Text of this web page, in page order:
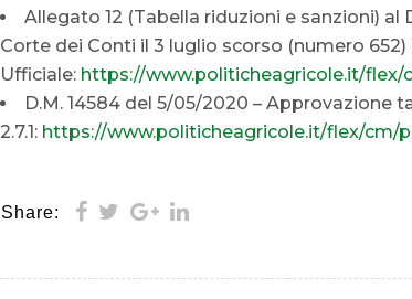
Allegato 12 (Tabella riduzioni e sanzioni)
Corte dei Conti il 3 luglio scorso (numero
Ufficiale: https://www.politicheagricole.it/flex/
D.M. 14584 del 5/05/2020 – Approvazione
2.7.1: https://www.politicheagricole.it/flex/cm/
Share: